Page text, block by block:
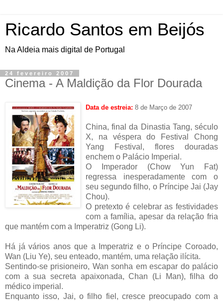
Ricardo Santos em Beijós
Na Aldeia mais digital de Portugal
24 fevereiro 2007
Cinema - A Maldição da Flor Dourada
Data de estreia: 8 de Março de 2007
China, final da Dinastia Tang, século
X, na véspera do Festival Chong
Yang Festival, flores douradas
enchem o Palácio Imperial.
O Imperador (Chow Yun Fat)
regressa inesperadamente com o
seu segundo filho, o Príncipe Jai (Jay
Chou).
O pretexto é celebrar as festividades
com a família, apesar da relação fria
que mantém com a Imperatriz (Gong Li).
Há já vários anos que a Imperatriz e o Príncipe Coroado,
Wan (Liu Ye), seu enteado, mantém, uma relação ilícita.
Sentindo-se prisioneiro, Wan sonha em escapar do palácio
com a sua secreta apaixonada, Chan (Li Man), filha do
médico imperial.
Enquanto isso, Jai, o filho fiel, cresce preocupado com a